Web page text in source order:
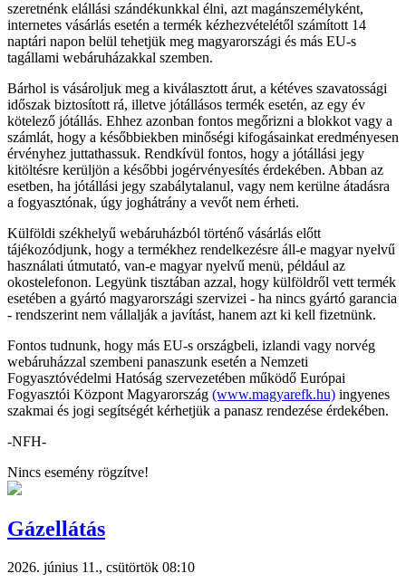
szeretnénk elállási szándékunkkal élni, azt magánszemélyként,
internetes vásárlás esetén a termék kézhezvételétől számított 14
naptári napon belül tehetjük meg magyarországi és más EU-s
tagállami webáruházakkal szemben.
Bárhol is vásároljuk meg a kiválasztott árut, a kétéves szavatossági
időszak biztosított rá, illetve jótállásos termék esetén, az egy év
kötelező jótállás. Ehhez azonban fontos megőrizni a blokkot vagy a
számlát, hogy a későbbiekben minőségi kifogásainkat eredményesen
érvényhez juttathassuk. Rendkívül fontos, hogy a jótállási jegy
kitöltésre kerüljön a későbbi jogérvényesítés érdekében. Abban az
esetben, ha jótállási jegy szabálytalanul, vagy nem kerülne átadásra
a fogyasztónak, úgy joghátrány a vevőt nem érheti.
Külföldi székhelyű webáruházból történő vásárlás előtt
tájékozódjunk, hogy a termékhez rendelkezésre áll-e magyar nyelvű
használati útmutató, van-e magyar nyelvű menü, például az
okostelefonon. Legyünk tisztában azzal, hogy külföldről vett termék
esetében a gyártó magyarországi szervizei - ha nincs gyártó garancia
- rendszerint nem vállalják a javítást, hanem azt ki kell fizetnünk.
Fontos tudnunk, hogy más EU-s országbeli, izlandi vagy norvég
webáruházzal szembeni panaszunk esetén a Nemzeti
Fogyasztóvédelmi Hatóság szervezetében működő Európai
Fogyasztói Központ Magyarország (www.magyarefk.hu) ingyenes
szakmai és jogi segítségét kérhetjük a panasz rendezése érdekében.
-NFH-
Nincs esemény rögzítve!
Gázellátás
2026. június 11., csütörtök 08:10